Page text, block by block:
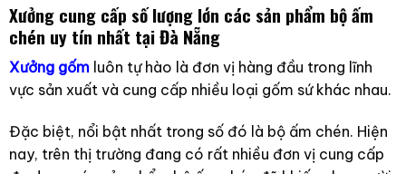
Xưởng cung cấp số lượng lớn các sản phẩm bộ ấm
chén uy tín nhất tại Đà Nẵng
Xưởng gốmluôn tự hào là đơn vị hàng đầu trong lĩnh
vực sản xuất và cung cấp nhiều loại gốm sứ khác nhau.
Đặc biệt, nổi bật nhất trong số đó là bộ ấm chén. Hiện
nay, trên thị trường đang có rất nhiều đơn vị cung cấp